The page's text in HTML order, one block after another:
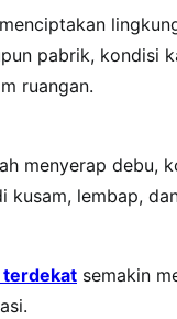
pabrik, kondisi
ruangan.
menyerap debu,
lembap,
terdekat semakin